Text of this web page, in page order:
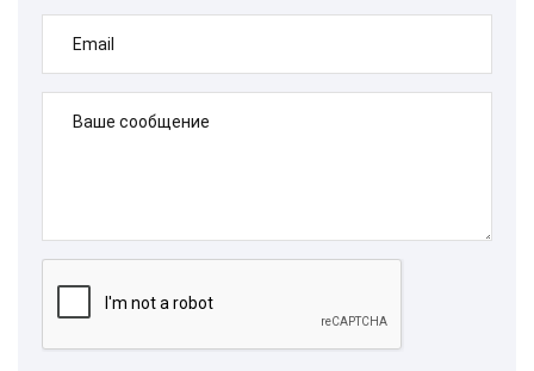
Email
Ваше сообщение